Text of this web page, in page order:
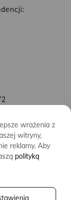
wrażenia z
witryny,
reklamy. Aby
polityką